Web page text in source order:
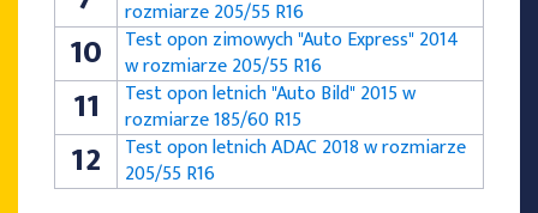
rozmiarze 205/55 R16
10
Test opon zimowych "Auto Express" 2014
w rozmiarze 205/55 R16
11
Test opon letnich "Auto Bild" 2015 w
rozmiarze 185/60 R15
12
Test opon letnich ADAC 2018 w rozmiarze
205/55 R16